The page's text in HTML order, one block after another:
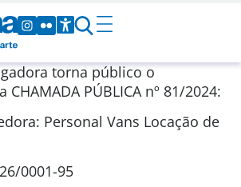
torna público o
PÚBLICA nº 81/2024:
Personal Vans Locação de
0001-95